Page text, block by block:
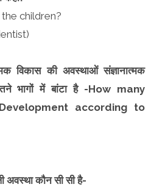
children?
विकास की अवस्थाओं संज्ञानात्मक
भागों में बांटा है -How many
according to
अवस्था कौन सी सी है-